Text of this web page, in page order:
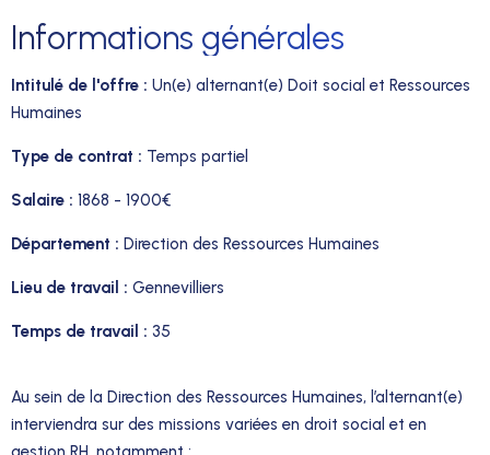
Informations générales
Intitulé de l'offre : Un(e) alternant(e) Doit social et Ressources
Humaines
Type de contrat : Temps partiel
Salaire : 1868 - 1900€
Département : Direction des Ressources Humaines
Lieu de travail : Gennevilliers
Temps de travail : 35
Au sein de la Direction des Ressources Humaines, l’alternant(e)
interviendra sur des missions variées en droit social et en